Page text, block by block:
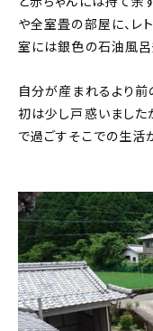
や全室畳の部屋に、レ
室には銀色の石油風呂
自分が産まれるより前
初は少し戸惑いました
で過ごすそこでの生活